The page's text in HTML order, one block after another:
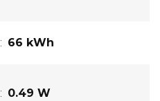
: 66 kWh
: 0.49 W